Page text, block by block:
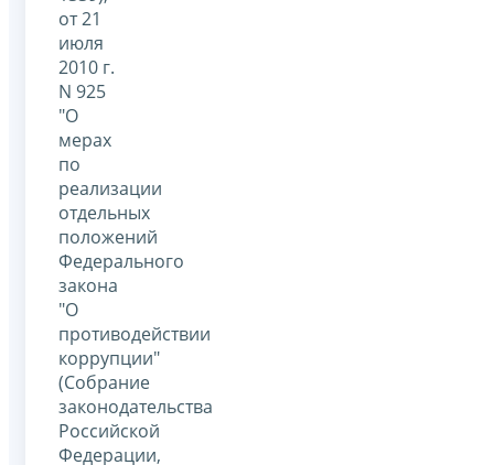
от 21
июля
2010 г.
N 925
"О
мерах
по
реализации
отдельных
положений
Федерального
закона
"О
противодействии
коррупции"
(Собрание
законодательства
Российской
Федерации,